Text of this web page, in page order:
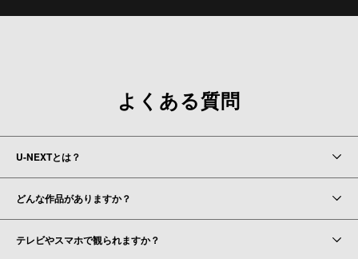
よくある質問
U-NEXTとは？
どんな作品がありますか？
テレビやスマホで観られますか？